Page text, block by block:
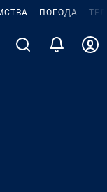
ПОГОДА